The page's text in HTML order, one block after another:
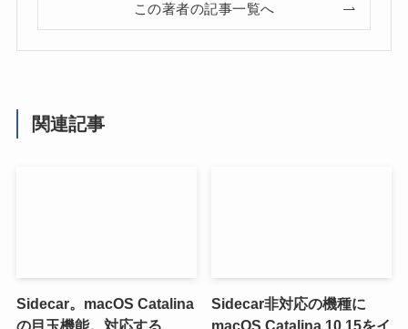
この著者の記事一覧へ
関連記事
Sidecar。macOS Catalina
の目玉機能。対応する
Sidecar非対応の機種に
macOS Catalina 10.15をイ